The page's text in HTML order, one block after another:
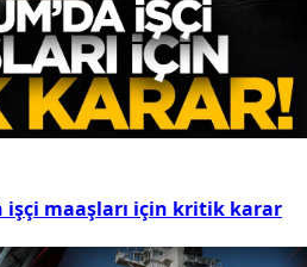
işçi maaşları için kritik karar